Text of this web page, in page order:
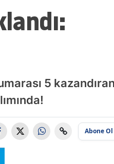
5 kazandıran
Abone Ol